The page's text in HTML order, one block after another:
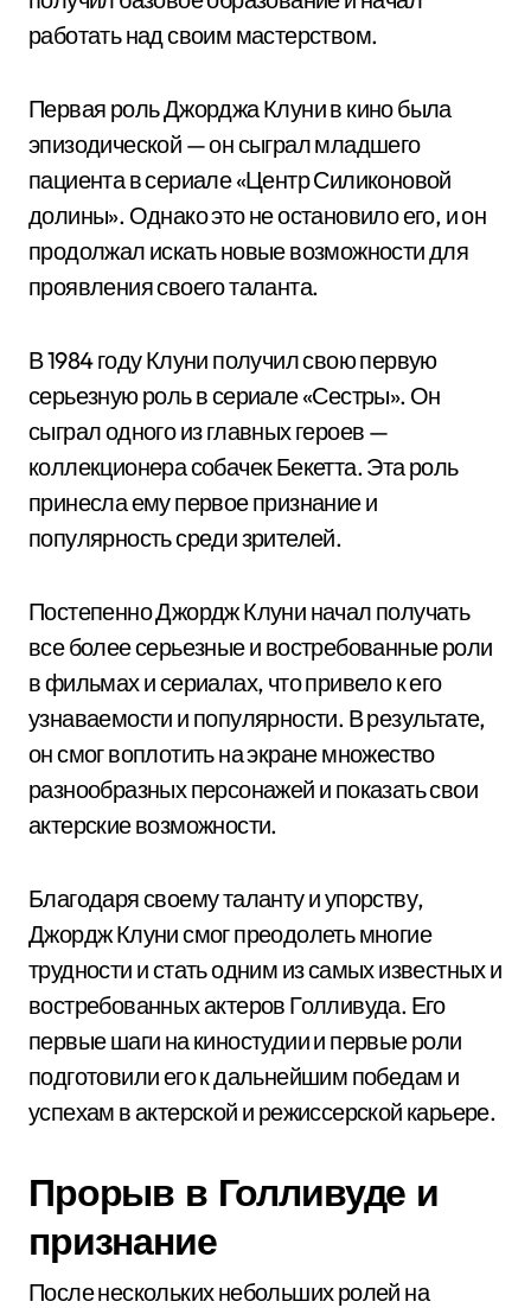
работать над своим мастерством.
Первая роль Джорджа Клуни в кино была
эпизодической — он сыграл младшего
пациента в сериале «Центр Силиконовой
долины». Однако это не остановило его, и он
продолжал искать новые возможности для
проявления своего таланта.
В 1984 году Клуни получил свою первую
серьезную роль в сериале «Сестры». Он
сыграл одного из главных героев —
коллекционера собачек Бекетта. Эта роль
принесла ему первое признание и
популярность среди зрителей.
Постепенно Джордж Клуни начал получать
все более серьезные и востребованные роли
в фильмах и сериалах, что привело к его
узнаваемости и популярности. В результате,
он смог воплотить на экране множество
разнообразных персонажей и показать свои
актерские возможности.
Благодаря своему таланту и упорству,
Джордж Клуни смог преодолеть многие
трудности и стать одним из самых известных и
востребованных актеров Голливуда. Его
первые шаги на киностудии и первые роли
подготовили его к дальнейшим победам и
успехам в актерской и режиссерской карьере.
Прорыв в Голливуде и
признание
После нескольких небольших ролей на